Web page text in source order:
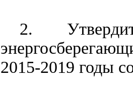
2.
2015-2019 годы